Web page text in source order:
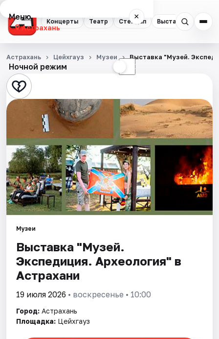
Концерты Театр Стендап Выставки
Меню ×
Астрахань
Концерты
Театр
Стендап
Выставки
Квесты
Экскурсии
Спорт
События
Города
Площадки
Артисты
Рейтинги
Ночной режим ☾
Астрахань Цейхгауз Музеи Выставка "Музей.
Музеи
Выставка "Музей.
Экспедиция. Археология" в
Астрахани
19 июля 2026 • воскресенье • 10:00
Город: Астрахань
Площадка: Цейхгауз